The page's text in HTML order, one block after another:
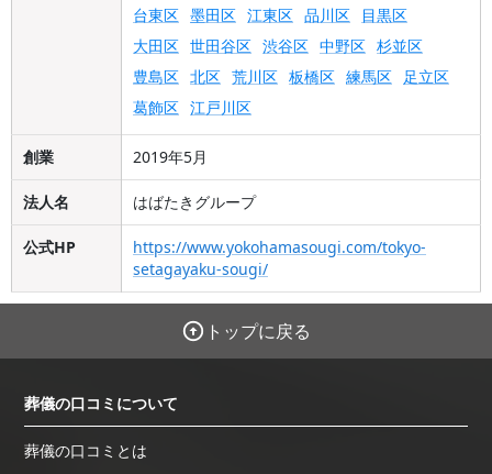
台東区 墨田区 江東区 品川区
目黒区
大田区 世田谷区 渋谷区 中野区 杉並区
豊島区 北区 荒川区 板橋区 練馬区 足立区
葛飾区 江戸川区
創業 2019年5月
法人名 はばたきグループ
公式HP
https://www.yokohamasougi.com/tokyo-
setagayaku-sougi/
トップに戻る
葬儀の口コミについて
葬儀の口コミとは